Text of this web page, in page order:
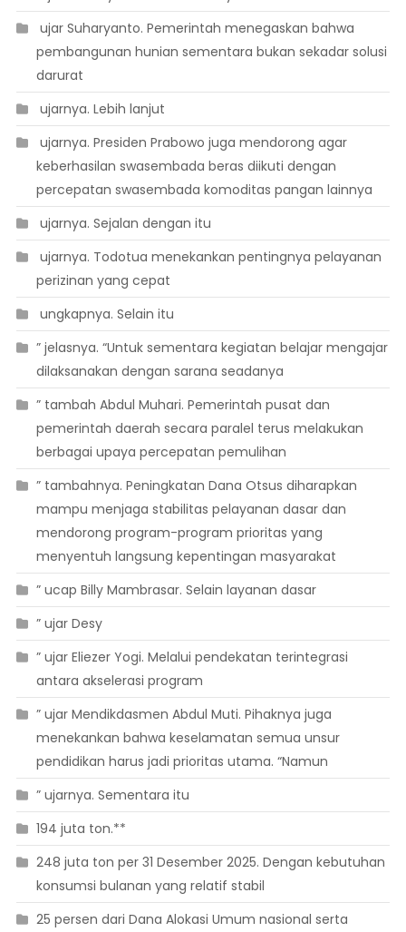
 ujar Suharyanto. Pemerintah menegaskan bahwa
pembangunan hunian sementara bukan sekadar solusi
darurat
 ujarnya. Lebih lanjut
 ujarnya. Presiden Prabowo juga mendorong agar
keberhasilan swasembada beras diikuti dengan
percepatan swasembada komoditas pangan lainnya
 ujarnya. Sejalan dengan itu
 ujarnya. Todotua menekankan pentingnya pelayanan
perizinan yang cepat
 ungkapnya. Selain itu
” jelasnya. “Untuk sementara kegiatan belajar mengajar
dilaksanakan dengan sarana seadanya
” tambah Abdul Muhari. Pemerintah pusat dan
pemerintah daerah secara paralel terus melakukan
berbagai upaya percepatan pemulihan
” tambahnya. Peningkatan Dana Otsus diharapkan
mampu menjaga stabilitas pelayanan dasar dan
mendorong program-program prioritas yang
menyentuh langsung kepentingan masyarakat
” ucap Billy Mambrasar. Selain layanan dasar
” ujar Desy
” ujar Eliezer Yogi. Melalui pendekatan terintegrasi
antara akselerasi program
” ujar Mendikdasmen Abdul Muti. Pihaknya juga
menekankan bahwa keselamatan semua unsur
pendidikan harus jadi prioritas utama. “Namun
” ujarnya. Sementara itu
194 juta ton.**
248 juta ton per 31 Desember 2025. Dengan kebutuhan
konsumsi bulanan yang relatif stabil
25 persen dari Dana Alokasi Umum nasional serta